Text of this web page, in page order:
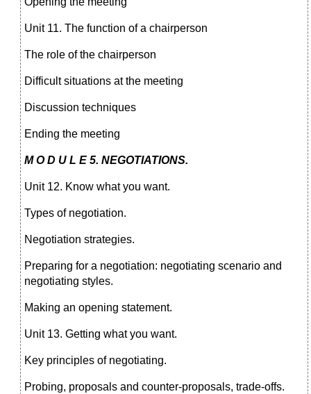
Unit 11. The function of a chairperson
The role of the chairperson
Difficult situations at the meeting
Discussion techniques
Ending the meeting
M O D U L E 5. NEGOTIATIONS.
Unit 12. Know what you want.
Types of negotiation.
Negotiation strategies.
Preparing for a negotiation: negotiating scenario and
negotiating styles.
Making an opening statement.
Unit 13. Getting what you want.
Key principles of negotiating.
Probing, proposals and counter-proposals, trade-offs.